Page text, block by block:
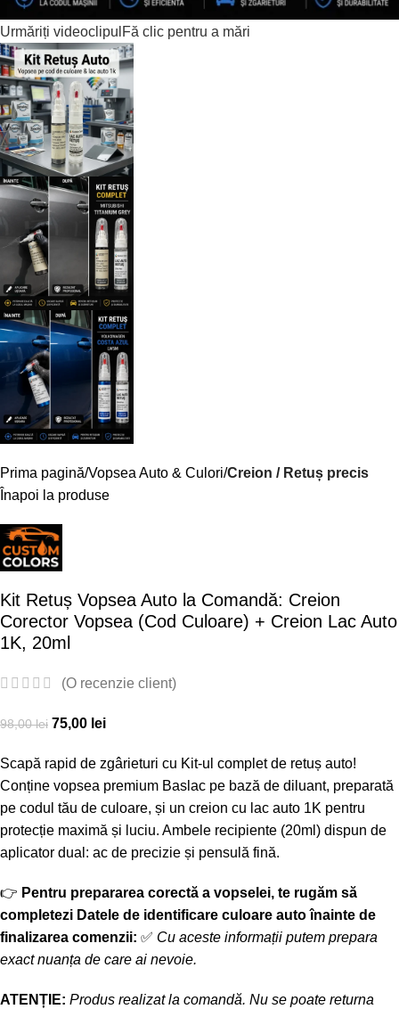
Urmăriți videoclipul Fă clic pentru a mări
Prima pagină Vopsea Auto & Culori Creion / Retuș precis
Înapoi la produse
Kit Retuș Vopsea Auto la Comandă: Creion
Corector Vopsea (Cod Culoare) + Creion Lac Auto
1K, 20ml
(O recenzie client)
98,00lei 75,00 lei
Scapă rapid de zgârieturi cu Kit-ul complet de retuș auto!
Conține vopsea premium Baslac pe bază de diluant, preparată
pe codul tău de culoare, și un creion cu lac auto 1K pentru
protecție maximă și luciu. Ambele recipiente (20ml) dispun de
aplicator dual: ac de precizie și pensulă fină.
👉 Pentru prepararea corectă a vopselei, te rugăm să
completezi Datele de identificare culoare auto înainte de
finalizarea comenzii: ✅ Cu aceste informații putem prepara
exact nuanța de care ai nevoie.
ATENȚIE: Produs realizat la comandă. Nu se poate returna